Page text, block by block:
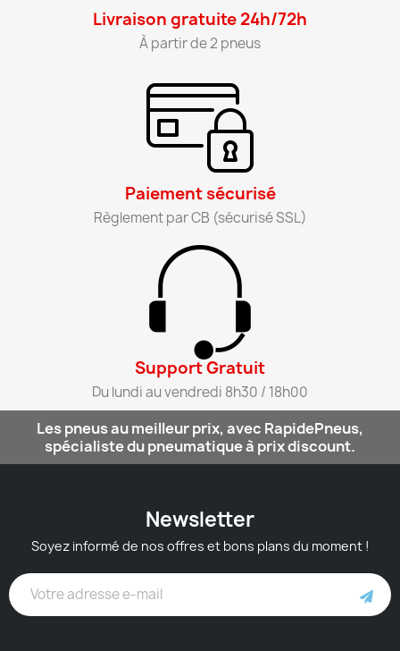
Livraison gratuite 24h/72h​
À partir de 2 pneus​
Paiement sécurisé​
Règlement par CB (sécurisé SSL)​
Support Gratuit​
Du lundi au vendredi 8h30 / 18h00​
Les pneus au meilleur prix, avec RapidePneus,
spécialiste du pneumatique à prix discount.
Newsletter
Soyez informé de nos offres et bons plans du moment !